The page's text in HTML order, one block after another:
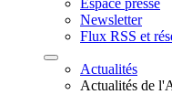
Newsletter
Flux RSS et
Actualités
Actualités de